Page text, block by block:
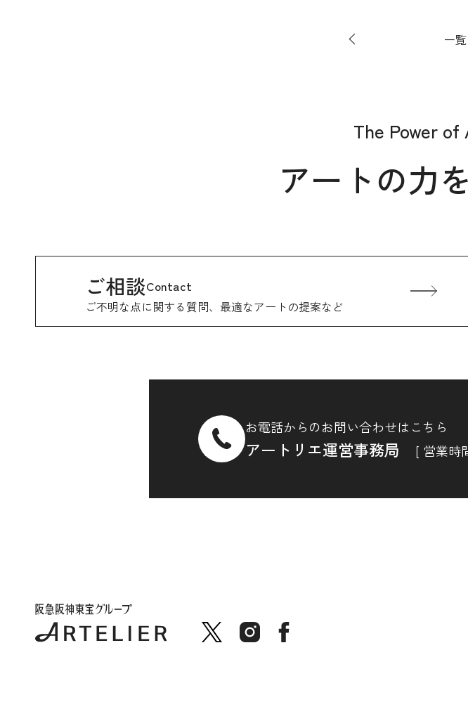
一
The Power of
アートの力
ご相談Contact
ご不明な点に関する質問、 最適なアートの提案など
お電話からのお問い合わせはこちら
アートリエ運営事務局 [ 営業時